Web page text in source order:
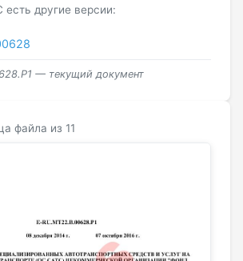
другие версии:
— текущий документ
файла из 11